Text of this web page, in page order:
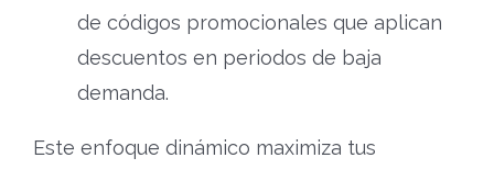
de códigos promocionales que aplican
descuentos en periodos de baja
demanda.
Este enfoque dinámico maximiza tus